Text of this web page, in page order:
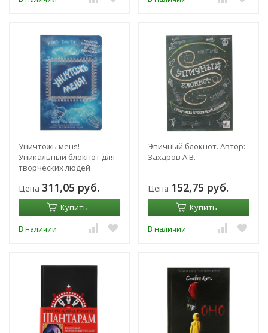
Уничтожь меня!
Уникальный блокнот для
творческих людей
Wreck this journal). Автор:
Смит К.
Цена 311,05 руб.
Купить
В наличии
Эпичный блокнот. Автор:
Захаров А.В.
Цена 152,75 руб.
Купить
В наличии